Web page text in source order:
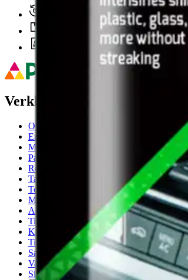
Ilmainen palautus 30 päivää.*
Nouto myymälästä ilman toimituskuluja.
Asiakasomistajalle Bonusta jopa 5 %.*
Verkkokauppa
Ohjeet
Ensitilaajan pikaopas
Myymälänouto
Palautukset
Reklamaatio
Takuu ja huolto
Toimitustavat
Maksutavat
Asennuspalvelut
Tilaus- ja toimitusehdot
Käyttöehdot
Tietosuojakäytäntö
Saavutettavuus
Vastuullisuus
Sivukartta